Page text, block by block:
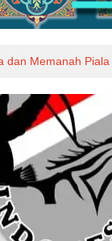
dan Memanah